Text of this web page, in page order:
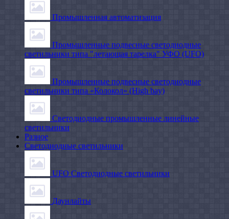
Промышленная автоматизация
Промышленные подвесные cветодиодные
светильники типа "летающая тарелка" УФО (UFO)
Промышленные подвесные cветодиодные
светильники типа «Колокол» (High bay)
Светодиодные промышленные линейные
светильники
Разное
Светодиодные светильники
UFO Светодиодные светильники
Даунлайты